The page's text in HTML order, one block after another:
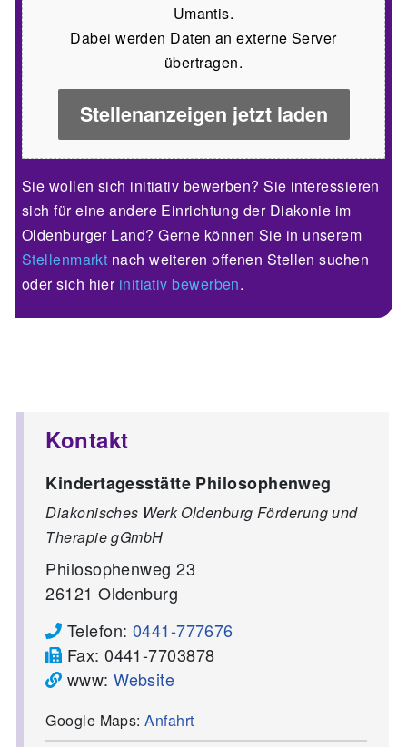
Kontakt
Kindertagesstätte Philosophenweg
Diakonisches Werk Oldenburg Förderung und
Therapie gGmbH
Philosophenweg 23
26121 Oldenburg
Telefon: 0441-777676
Fax:0441-7703878
www:Website
Google Maps:Anfahrt
Umantis.
Dabei werden Daten an externe Server
übertragen.
Stellenanzeigen jetzt laden
Sie wollen sich initiativ bewerben? Sie interessieren
sich für eine andere Einrichtung der Diakonie im
Oldenburger Land? Gerne können Sie in unserem
Stellenmarkt nach weiteren offenen Stellen suchen
oder sich hier initiativ bewerben.